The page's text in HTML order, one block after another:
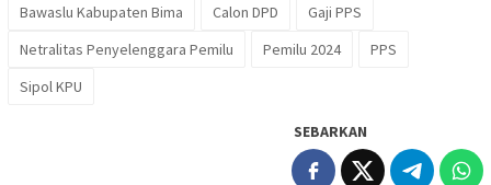
Bawaslu Kabupaten Bima Calon DPD
Gaji PPS
Netralitas Penyelenggara Pemilu
Pemilu 2024
PPS
Sipol KPU
SEBARKAN